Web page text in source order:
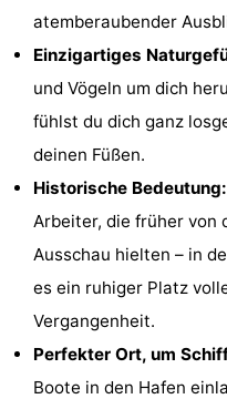
Sport
Radfahren
Wandern
Reiten
Wattwandern
Sportangeln
Seehunden
Essen
atemberaubender
Einzigartiges
und Vögeln um dich
fühlst du dich ganz
deinen Füßen.
Historische Bedeutung:
Arbeiter, die früher von
Ausschau hielten – in
es ein ruhiger Platz
Vergangenheit.
Perfekter Ort, um
Boote in den Hafen